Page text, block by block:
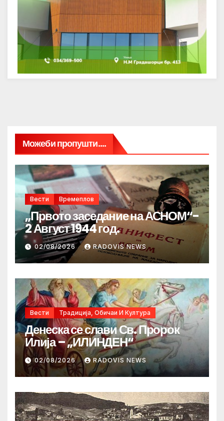
Можеби пропушти....
Вести Времеплов
„Првото заседание на АСНОМ“-
2 Август 1944 год.
02/08/2026 RADOVIS NEWS
Вести Традиција, Обичаи И Култура
Денеска се слави Св. Пророк
Илија – „ИЛИНДЕН“
02/08/2026 RADOVIS NEWS